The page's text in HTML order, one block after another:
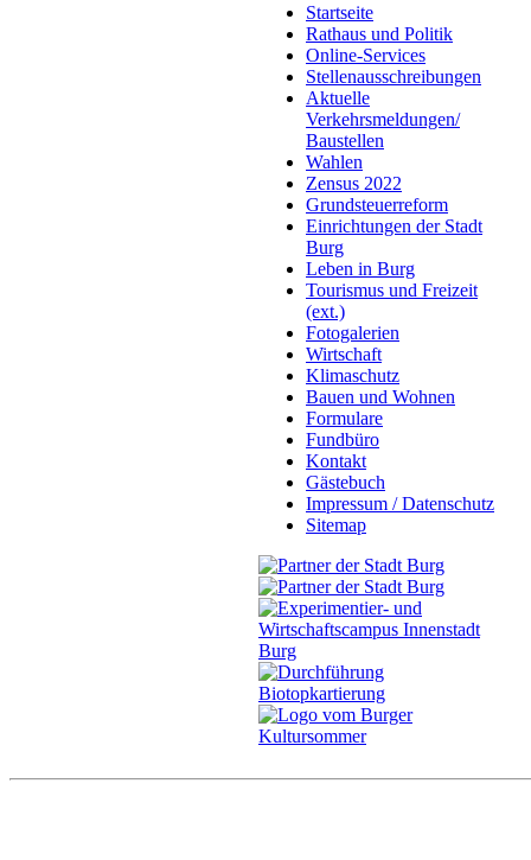
Startseite
Rathaus und Politik
Online-Services
Stellenausschreibungen
Aktuelle
Verkehrsmeldungen/
Baustellen
Wahlen
Zensus 2022
Grundsteuerreform
Einrichtungen der Stadt
Burg
Leben in Burg
Tourismus und Freizeit
(ext.)
Fotogalerien
Wirtschaft
Klimaschutz
Bauen und Wohnen
Formulare
Fundbüro
Kontakt
Gästebuch
Impressum / Datenschutz
Sitemap